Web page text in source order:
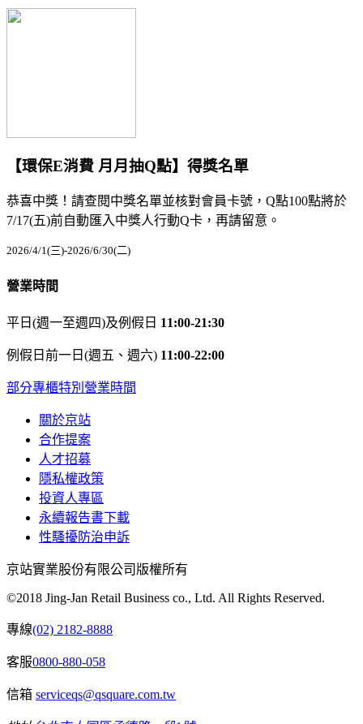
【環保E消費 月月抽Q點】得獎名單
恭喜中獎！請查閱中獎名單並核對會員卡號，Q點100點將於
7/17(五)前自動匯入中獎人行動Q卡，再請留意。
2026/4/1(三)-2026/6/30(二)
營業時間
平日(週一至週四)及例假日 11:00-21:30
例假日前一日(週五、週六) 11:00-22:00
部分專櫃特別營業時間
關於京站
合作提案
人才招募
隱私權政策
投資人專區
永續報告書下載
性騷擾防治申訴
京站實業股份有限公司版權所有
©2018 Jing-Jan Retail Business co., Ltd. All Rights Reserved.
專線(02) 2182-8888
客服0800-880-058
信箱 serviceqs@qsquare.com.tw